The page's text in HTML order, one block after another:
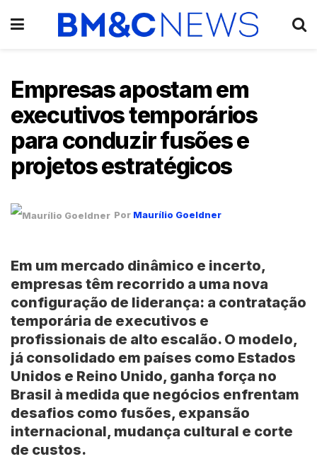
Empresas apostam em
executivos temporários
para conduzir fusões e
projetos estratégicos
Por Maurílio Goeldner
Em um mercado dinâmico e incerto,
empresas têm recorrido a uma nova
configuração de liderança: a contratação
temporária de executivos e
profissionais de alto escalão. O modelo,
já consolidado em países como Estados
Unidos e Reino Unido, ganha força no
Brasil à medida que negócios enfrentam
desafios como fusões, expansão
internacional, mudança cultural e corte
de custos.